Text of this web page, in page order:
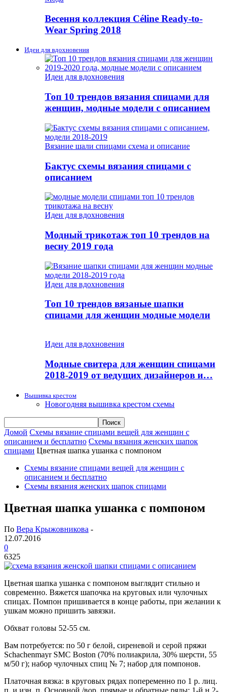
Весення коллекция Céline Ready-to-
Wear Spring 2018
Идеи для вдохновения
Идеи для вдохновения
Топ 10 трендов вязания спицами для
женщин, модные модели с описанием
Вязание шали спицами схема и описание
Бактус схемы вязания спицами с
описанием
Идеи для вдохновения
Модный трикотаж топ 10 трендов на
весну 2019 года
Идеи для вдохновения
Топ 10 трендов вязаные шапки
спицами для женщин модные модели
Идеи для вдохновения
Модные свитера для женщин спицами
2018-2019 от ведущих дизайнеров и…
Вышивка крестом
Новогодняя вышивка крестом схемы
Домой Схемы вязание спицами вещей для женщин с
описанием и бесплатно Схемы вязания женских шапок
спицами Цветная шапка ушанка с помпоном
Схемы вязание спицами вещей для женщин с
описанием и бесплатно
Схемы вязания женских шапок спицами
Цветная шапка ушанка с помпоном
По Вера Крыжовникова -
12.07.2016
0
6325
Цветная шапка ушанка с помпоном выглядит стильно и
современно. Вяжется шапочка на круговых или чулочных
спицах. Помпон пришивается в конце работы, при желании к
ушкам можно пришить завязки.
Обхват головы 52-55 см.
Вам потребуется: по 50 г белой, сиреневой и серой пряжи
Schachenmayr SMC Boston (70% полиакрила, 30% шерсти, 55
м/50 г); набор чулочных спиц № 7; набор для помпонов.
Платочная вязка: в круговых рядах попеременно по 1 р. лиц.